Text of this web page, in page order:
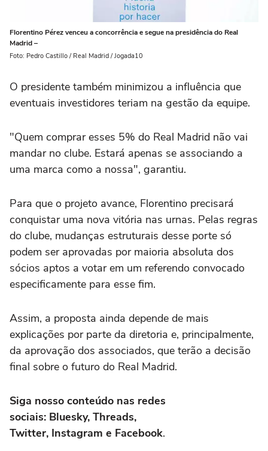
Florentino Pérez venceu a concorrência e segue na presidência do Real
Madrid –
Foto: Pedro Castillo / Real Madrid / Jogada10
O presidente também minimizou a influência que
eventuais investidores teriam na gestão da equipe.
"Quem comprar esses 5% do Real Madrid não vai
mandar no clube. Estará apenas se associando a
uma marca como a nossa", garantiu.
Para que o projeto avance, Florentino precisará
conquistar uma nova vitória nas urnas. Pelas regras
do clube, mudanças estruturais desse porte só
podem ser aprovadas por maioria absoluta dos
sócios aptos a votar em um referendo convocado
especificamente para esse fim.
Assim, a proposta ainda depende de mais
explicações por parte da diretoria e, principalmente,
da aprovação dos associados, que terão a decisão
final sobre o futuro do Real Madrid.
Siga nosso conteúdo nas redes
sociais: Bluesky, Threads,
Twitter, Instagram e Facebook.